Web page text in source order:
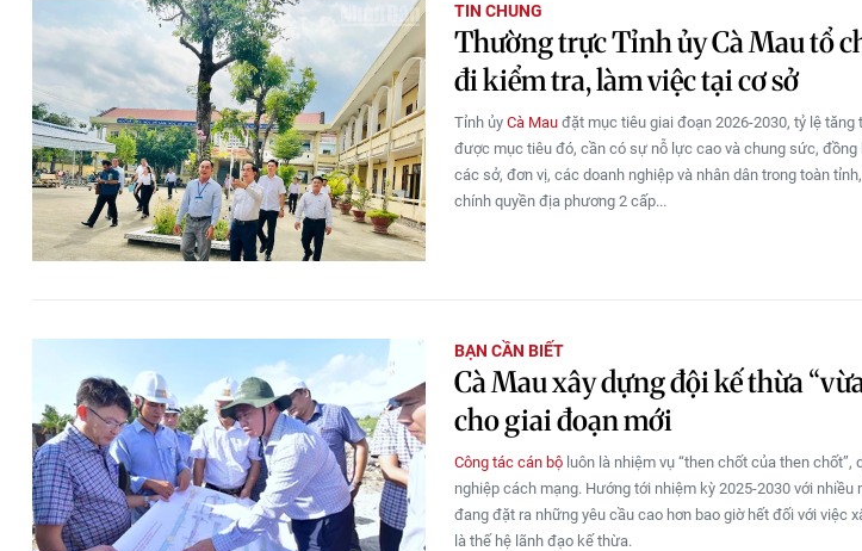
TIN CHUNG
Thường trực Tỉnh ủy Cà Mau tổ
đi kiểm tra, làm việc tại cơ sở
Tỉnh ủy Cà Mau đặt mục tiêu giai đoạn 2026-2030, tỷ lệ
được mục tiêu đó, cần có sự nỗ lực cao và chung sức,
các sở, đơn vị, các doanh nghiệp và nhân dân trong toàn
chính quyền địa phương 2 cấp...
BẠN CẦN BIẾT
Cà Mau xây dựng đội kế thừa
cho giai đoạn mới
Công tác cán bộ luôn là nhiệm vụ “then chốt của then
nghiệp cách mạng. Hướng tới nhiệm kỳ 2025-2030 với
đang đặt ra những yêu cầu cao hơn bao giờ hết đối với việc
là thế hệ lãnh đạo kế thừa.